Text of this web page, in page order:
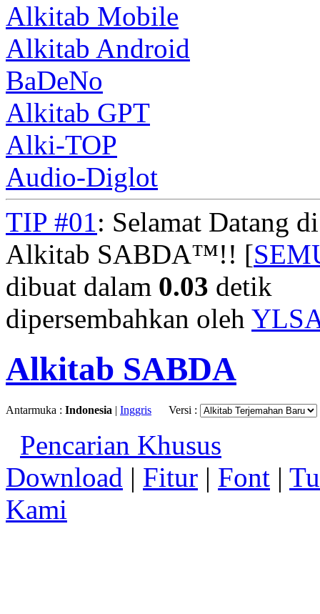
Alkitab Mobile
Alkitab Android
BaDeNo
Alkitab GPT
Alki-TOP
Audio-Diglot
TIP #01: Selamat Datang
Alkitab SABDA™!! [
dibuat dalam 0.03 detik
dipersembahkan oleh
Alkitab SABDA
Antarmuka : Indonesia | Inggris Versi :
Pencarian Khusus
Download | Fitur | Font |
Kami